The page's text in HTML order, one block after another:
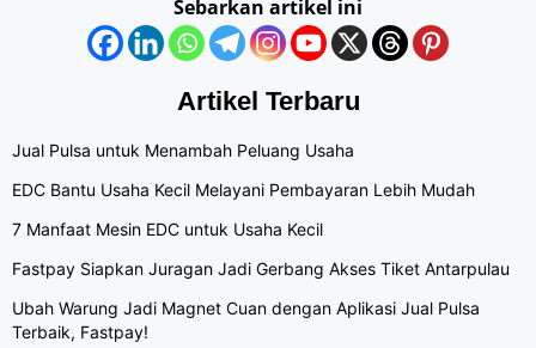
Sebarkan artikel ini
Artikel Terbaru
Jual Pulsa untuk Menambah Peluang Usaha
EDC Bantu Usaha Kecil Melayani Pembayaran Lebih Mudah
7 Manfaat Mesin EDC untuk Usaha Kecil
Fastpay Siapkan Juragan Jadi Gerbang Akses Tiket Antarpulau
Ubah Warung Jadi Magnet Cuan dengan Aplikasi Jual Pulsa
Terbaik, Fastpay!